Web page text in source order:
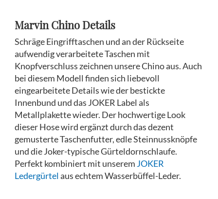
Marvin Chino Details
Schräge Eingrifftaschen und an der Rückseite
aufwendig verarbeitete Taschen mit
Knopfverschluss zeichnen unsere Chino aus. Auch
bei diesem Modell finden sich liebevoll
eingearbeitete Details wie der bestickte
Innenbund und das JOKER Label als
Metallplakette wieder. Der hochwertige Look
dieser Hose wird ergänzt durch das dezent
gemusterte Taschenfutter, edle Steinnussknöpfe
und die Joker-typische Gürteldornschlaufe.
Perfekt kombiniert mit unserem JOKER
Ledergürtelaus echtem Wasserbüffel-Leder.